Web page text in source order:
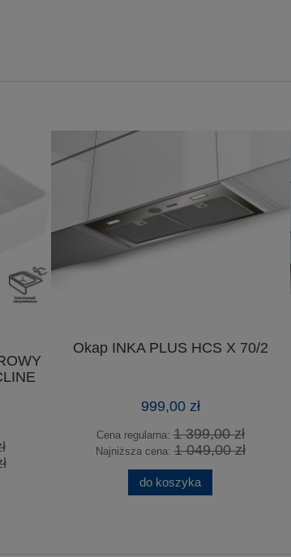
Okap INKA PLUS HCS X 70/2
999,00 zł
Cena regularna:1 399,00 zł
Najniższa cena:1 049,00 zł
do koszyka